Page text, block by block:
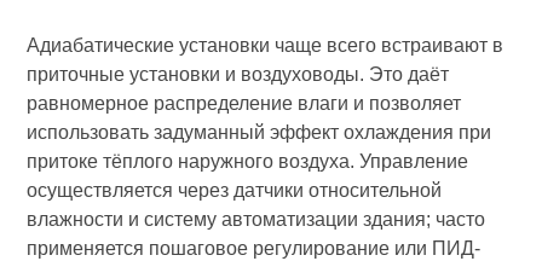
Адиабатические установки чаще всего встраивают в
приточные установки и воздуховоды. Это даёт
равномерное распределение влаги и позволяет
использовать задуманный эффект охлаждения при
притоке тёплого наружного воздуха. Управление
осуществляется через датчики относительной
влажности и систему автоматизации здания; часто
применяется пошаговое регулирование или ПИД-